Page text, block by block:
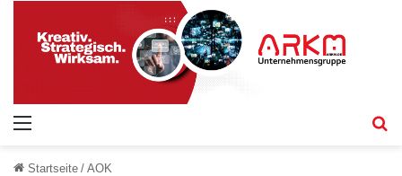
Startseite / AOK